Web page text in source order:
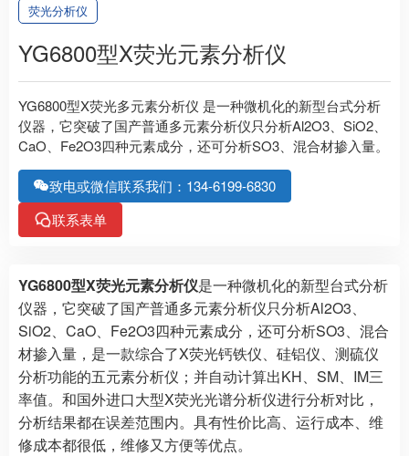
荧光分析仪
YG6800型X荧光元素分析仪
YG6800型X荧光多元素分析仪 是一种微机化的新型台式分析
仪器，它突破了国产普通多元素分析仪只分析Al2O3、SiO2、
CaO、Fe2O3四种元素成分，还可分析SO3、混合材掺入量。
致电或微信联系我们：134-6199-6830
联系表单
YG6800型X荧光元素分析仪是一种微机化的新型台式分析
仪器，它突破了国产普通多元素分析仪只分析Al2O3、
SiO2、CaO、Fe2O3四种元素成分，还可分析SO3、混合
材掺入量，是一款综合了X荧光钙铁仪、硅铝仪、测硫仪
分析功能的五元素分析仪；并自动计算出KH、SM、IM三
率值。和国外进口大型X荧光光谱分析仪进行分析对比，
分析结果都在误差范围内。具有性价比高、运行成本、维
修成本都很低，维修又方便等优点。